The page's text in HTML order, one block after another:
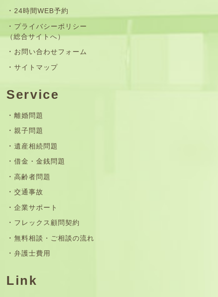
24時間WEB予約
プライバシーポリシー
（総合サイトへ）
お問い合わせフォーム
サイトマップ
Service
離婚問題
親子問題
遺産相続問題
借金・金銭問題
高齢者問題
交通事故
企業サポート
フレックス顧問契約
無料相談・ご相談の流れ
弁護士費用
Link